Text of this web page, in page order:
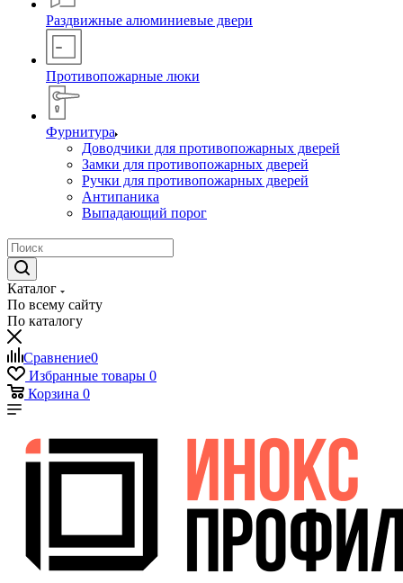
Раздвижные алюминиевые двери
Противопожарные люки
Фурнитура
Доводчики для противопожарных дверей
Замки для противопожарных дверей
Ручки для противопожарных дверей
Антипаника
Выпадающий порог
Каталог
По всему сайту
По каталогу
Сравнение0
Избранные товары 0
Корзина 0